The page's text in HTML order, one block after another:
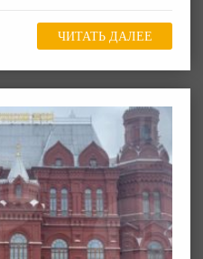
ЧИТАТЬ ДАЛЕЕ